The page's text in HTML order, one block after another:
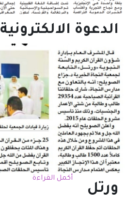
الدعوة الالكترونية
ورتل
أكمل القراءة